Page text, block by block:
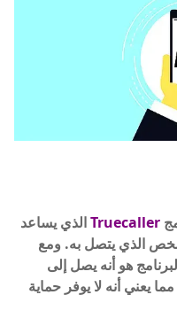
Truecallerالذي يساعد
الذي يتصل به. ومع
هو أنه يصل إلى
يعني أنه لا يوفر حماية